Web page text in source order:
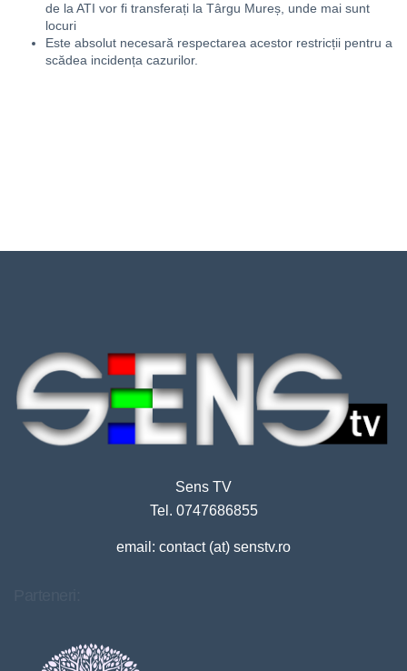
de la ATI vor fi transferați la Târgu Mureș, unde mai sunt
locuri
Este absolut necesară respectarea acestor restricții pentru a
scădea incidența cazurilor.
Sens TV
Tel. 0747686855
email: contact (at) senstv.ro